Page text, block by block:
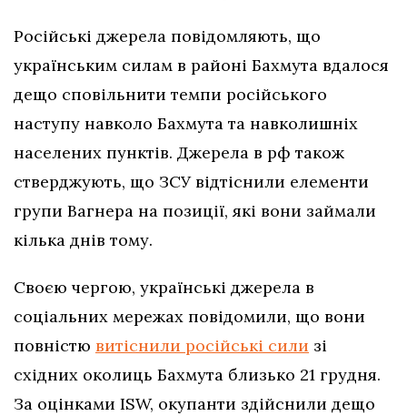
Російські джерела повідомляють, що
українським силам в районі Бахмута вдалося
дещо сповільнити темпи російського
наступу навколо Бахмута та навколишніх
населених пунктів. Джерела в рф також
стверджують, що ЗСУ відтіснили елементи
групи Вагнера на позиції, які вони займали
кілька днів тому.
Своєю чергою, українські джерела в
соціальних мережах повідомили, що вони
повністю витіснили російські сили зі
східних околиць Бахмута близько 21 грудня.
За оцінками ISW, окупанти здійснили дещо